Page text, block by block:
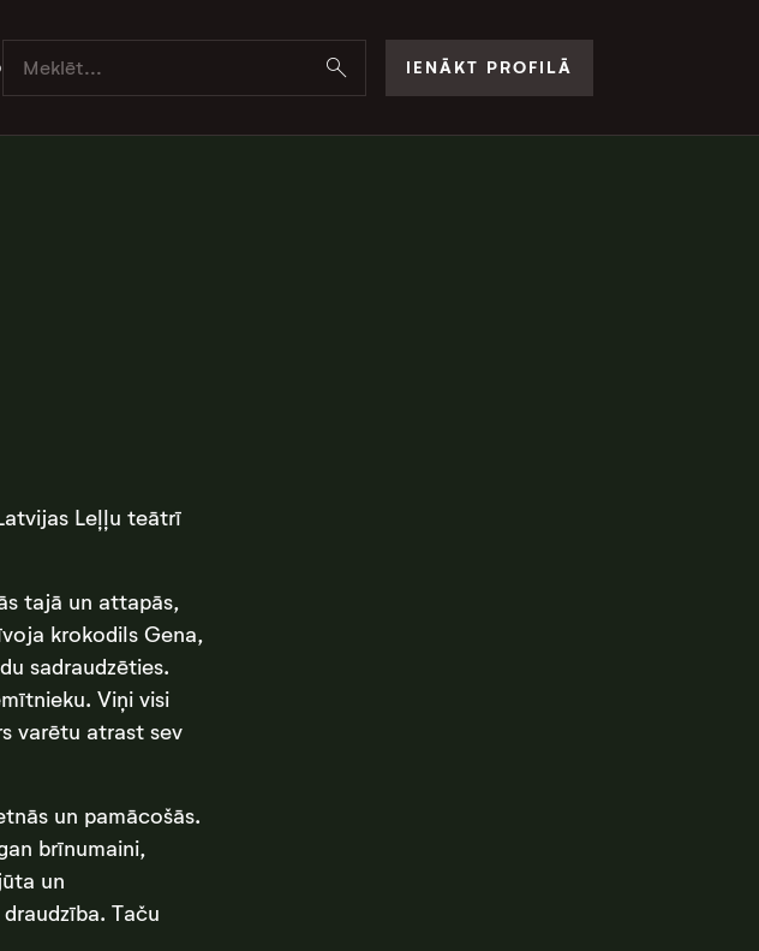
IENĀKT PROFILĀ
Leļļu teātrī
tajā un attapās,
krokodils Gena,
sadraudzēties.
Viņi visi
varētu atrast sev
un pamācošās.
brīnumaini,
un
Taču